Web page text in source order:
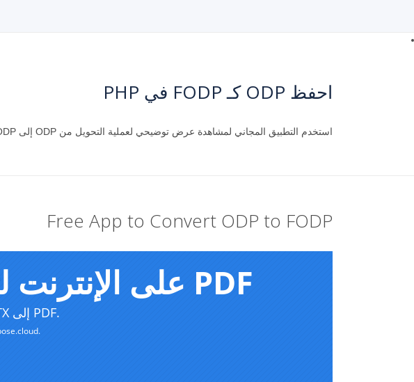
احفظ ODP كـ FODP في PHP
استخدم التطبيق المجاني لمشاهدة عرض توضيحي لعملية التحويل من ODP إلى FODP.
Free App to Convert ODP to FODP